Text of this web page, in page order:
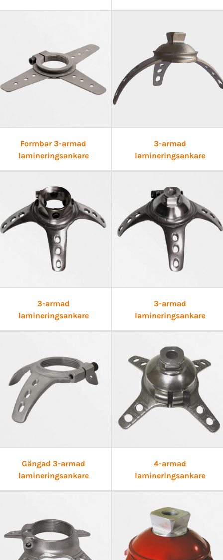
Formbar 3-armad
lamineringsankare
3-armad
lamineringsankare
3-armad
lamineringsankare
3-armad
lamineringsankare
Gängad 3-armad
lamineringsankare
4-armad
lamineringsankare